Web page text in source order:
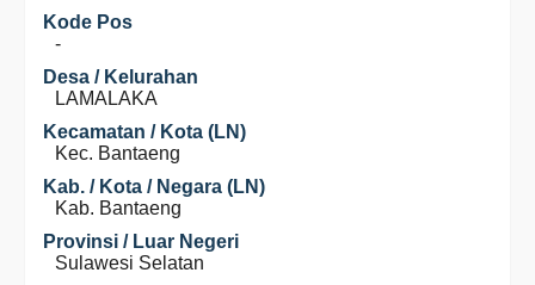
Kode Pos
-
Desa / Kelurahan
LAMALAKA
Kecamatan / Kota (LN)
Kec. Bantaeng
Kab. / Kota / Negara (LN)
Kab. Bantaeng
Provinsi / Luar Negeri
Sulawesi Selatan